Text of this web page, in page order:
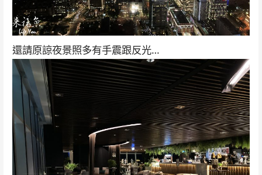
還請原諒夜景照多有手震跟反光…